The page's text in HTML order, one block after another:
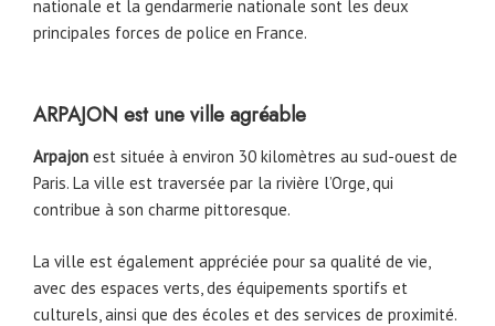
nationale et la gendarmerie nationale sont les deux
principales forces de police en France.
ARPAJON est une ville agréable
Arpajon est située à environ 30 kilomètres au sud-ouest de
Paris. La ville est traversée par la rivière l’Orge, qui
contribue à son charme pittoresque.
La ville est également appréciée pour sa qualité de vie,
avec des espaces verts, des équipements sportifs et
culturels, ainsi que des écoles et des services de proximité.